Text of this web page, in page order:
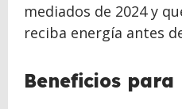
mediados de 2024 y
reciba energía antes
Beneficios